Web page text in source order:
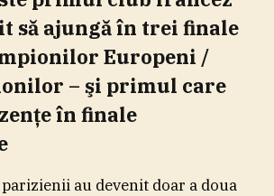
să ajungă în trei finale
Europeni /
– şi primul care
în finale
au devenit doar a doua